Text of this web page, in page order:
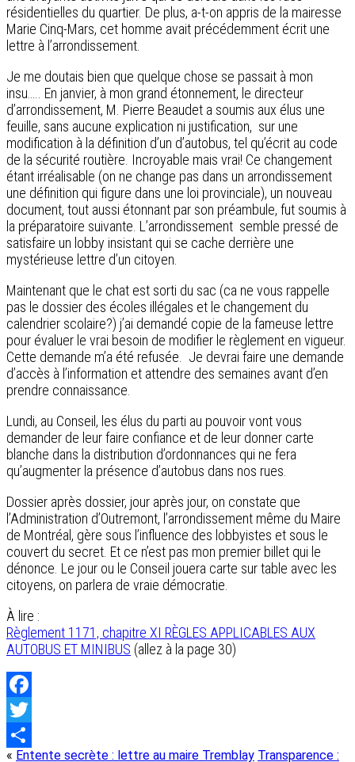
résidentielles du quartier. De plus, a-t-on appris de la mairesse
Marie Cinq-Mars, cet homme avait précédemment écrit une
lettre à l’arrondissement.
Je me doutais bien que quelque chose se passait à mon
insu….. En janvier, à mon grand étonnement, le directeur
d’arrondissement, M. Pierre Beaudet a soumis aux élus une
feuille, sans aucune explication ni justification, sur une
modification à la définition d’un d’autobus, tel qu’écrit au code
de la sécurité routière. Incroyable mais vrai! Ce changement
étant irréalisable (on ne change pas dans un arrondissement
une définition qui figure dans une loi provinciale), un nouveau
document, tout aussi étonnant par son préambule, fut soumis à
la préparatoire suivante. L’arrondissement semble pressé de
satisfaire un lobby insistant qui se cache derrière une
mystérieuse lettre d’un citoyen.
Maintenant que le chat est sorti du sac (ca ne vous rappelle
pas le dossier des écoles illégales et le changement du
calendrier scolaire?) j’ai demandé copie de la fameuse lettre
pour évaluer le vrai besoin de modifier le règlement en vigueur.
Cette demande m’a été refusée. Je devrai faire une demande
d’accès à l’information et attendre des semaines avant d’en
prendre connaissance.
Lundi, au Conseil, les élus du parti au pouvoir vont vous
demander de leur faire confiance et de leur donner carte
blanche dans la distribution d’ordonnances qui ne fera
qu’augmenter la présence d’autobus dans nos rues.
Dossier après dossier, jour après jour, on constate que
l’Administration d’Outremont, l’arrondissement même du Maire
de Montréal, gère sous l’influence des lobbyistes et sous le
couvert du secret. Et ce n’est pas mon premier billet qui le
dénonce. Le jour ou le Conseil jouera carte sur table avec les
citoyens, on parlera de vraie démocratie.
À lire :
Règlement 1171, chapitre XI RÈGLES APPLICABLES AUX
AUTOBUS ET MINIBUS (allez à la page 30)
Facebook
Twitter
« Entente secrète : lettre au maire Tremblay Transparence :